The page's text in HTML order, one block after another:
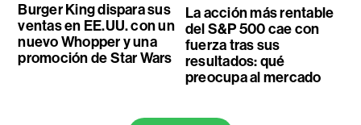
Burger King dispara sus
ventas en EE.UU. con un
nuevo Whopper y una
promoción de Star Wars
La acción más rentable
del S&P 500 cae con
fuerza tras sus
resultados: qué
preocupa al mercado